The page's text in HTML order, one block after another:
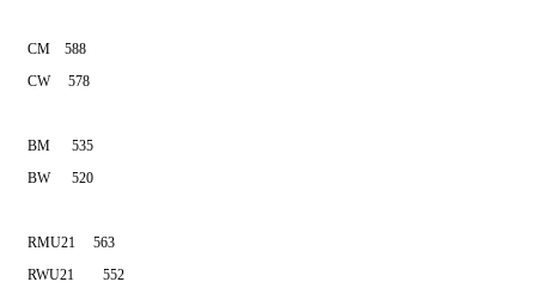
CM 588
CW 578
BM 535
BW 520
RMU21 563
RWU21 552